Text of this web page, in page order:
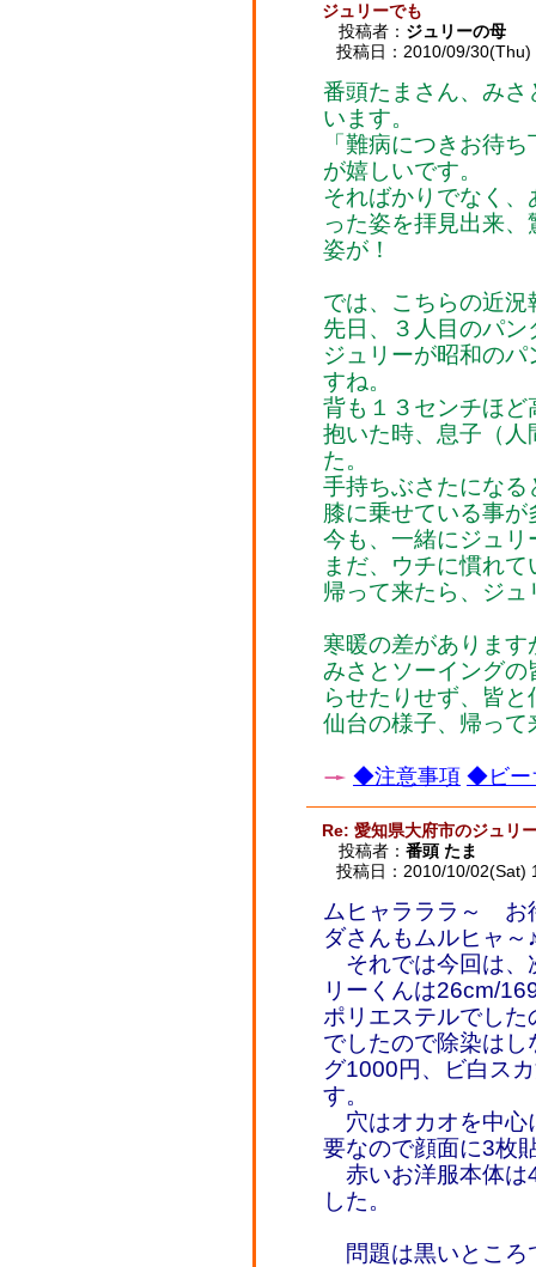
ジュリーでも
投稿者： ジュリーの母
投稿日：2010/09/
番頭たまさん、み
います。
「難病につきお待
が嬉しいです。
そればかりでなく
った姿を拝見出来
姿が！
では、こちらの近況
先日、３人目のパ
ジュリーが昭和の
すね。
背も１３センチほ
抱いた時、息子（
た。
手持ちぶさたになる
膝に乗せている事が
今も、一緒にジュ
まだ、ウチに慣れ
帰って来たら、ジ
寒暖の差がありま
みさとソーイング
らせたりせず、皆
仙台の様子、帰っ
◆注意事項 ◆ビー
Re: 愛知県大府市のジュリ
投稿者： 番頭 たま
投稿日：2010/10/02(Sat)
ムヒャラララ～ お
ダさんもムルヒャ～
それでは今回は、
リーくんは26cm/
ポリエステルでし
でしたので除染は
グ1000円、ビ白ス
す。
穴はオカオを中心
要なので顔面に3枚
赤いお洋服本体は
した。
問題は黒いところ